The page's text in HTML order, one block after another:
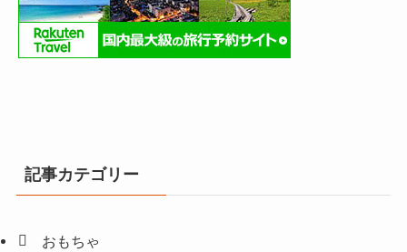
記事カテゴリー
おもちゃ